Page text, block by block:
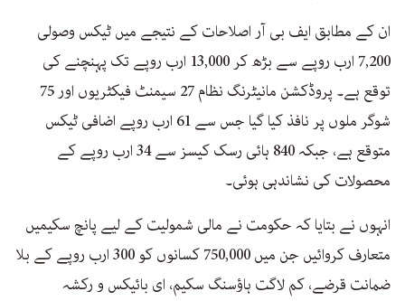
ان کے مطابق ایف بی آر اصلاحات کے نتیجے میں ٹیکس وصولی
7,200 ارب روپے سے بڑھ کر 13,000 ارب روپے تک پہنچنے کی
توقع ہے۔ پروڈکشن مانیٹرنگ نظام 27 سیمنٹ فیکٹریوں اور 75
شوگر ملوں پر نافذ کیا گیا جس سے 61 ارب روپے اضافی ٹیکس
متوقع ہے، جبکہ 840 ہائی رسک کیسز سے 34 ارب روپے کے
محصولات کی نشاندہی ہوئی۔
انہوں نے بتایا کہ حکومت نے مالی شمولیت کے لیے پانچ سکیمیں
متعارف کروائیں جن میں 750,000 کسانوں کو 300 ارب روپے کے بلا
ضمانت قرضے، کم لاگت ہاؤسنگ سکیم، ای بائیکس و رکشہ